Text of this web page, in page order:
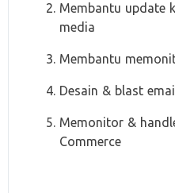
Membantu update
media
Membantu
Desain & blast
Memonitor &
Commerce